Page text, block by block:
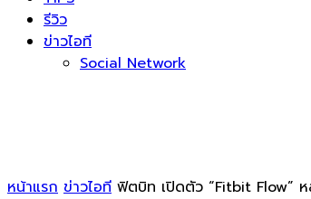
รีวิว
ข่าวไอที
Social Network
หน้าแรก ข่าวไอที ฟิตบิท เปิดตัว “Fitbit Flow” ห